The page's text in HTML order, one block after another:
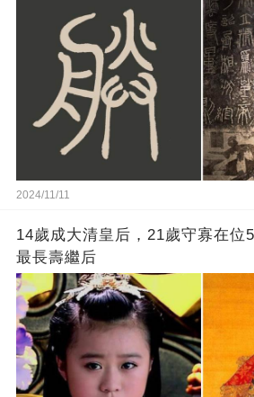
2024/11/11
14歲成大清皇后，21歲守寡在位
最長壽繼后